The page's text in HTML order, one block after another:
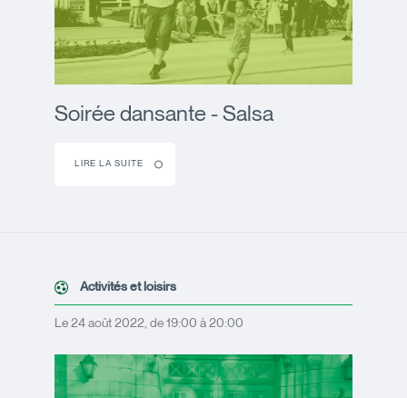
Soirée dansante - Salsa
LIRE LA SUITE
Activités et loisirs
Le 24 août 2022, de 19:00 à 20:00